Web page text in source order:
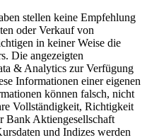
stellen keine Empfehlung
oder Verkauf von
in keiner Weise die
Die angezeigten
& Analytics zur Verfügung
Informationen einer eigenen
können falsch, nicht
Vollständigkeit, Richtigkeit
Bank Aktiengesellschaft
und Indizes werden